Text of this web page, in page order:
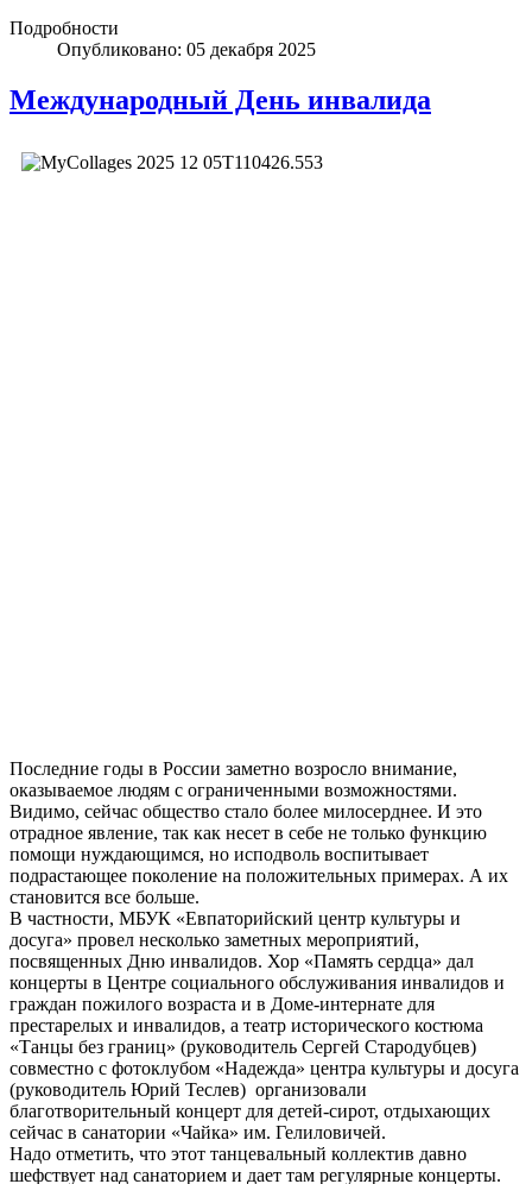
Подробности
Опубликовано: 05 декабря 2025
Международный День инвалида
Последние годы в России заметно возросло внимание,
оказываемое людям с ограниченными возможностями.
Видимо, сейчас общество стало более милосерднее. И это
отрадное явление, так как несет в себе не только функцию
помощи нуждающимся, но исподволь воспитывает
подрастающее поколение на положительных примерах. А их
становится все больше.
В частности, МБУК «Евпаторийский центр культуры и
досуга» провел несколько заметных мероприятий,
посвященных Дню инвалидов. Хор «Память сердца» дал
концерты в Центре социального обслуживания инвалидов и
граждан пожилого возраста и в Доме-интернате для
престарелых и инвалидов, а театр исторического костюма
«Танцы без границ» (руководитель Сергей Стародубцев)
совместно с фотоклубом «Надежда» центра культуры и досуга
(руководитель Юрий Теслев) организовали
благотворительный концерт для детей-сирот, отдыхающих
сейчас в санатории «Чайка» им. Гелиловичей.
Надо отметить, что этот танцевальный коллектив давно
шефствует над санаторием и дает там регулярные концерты.